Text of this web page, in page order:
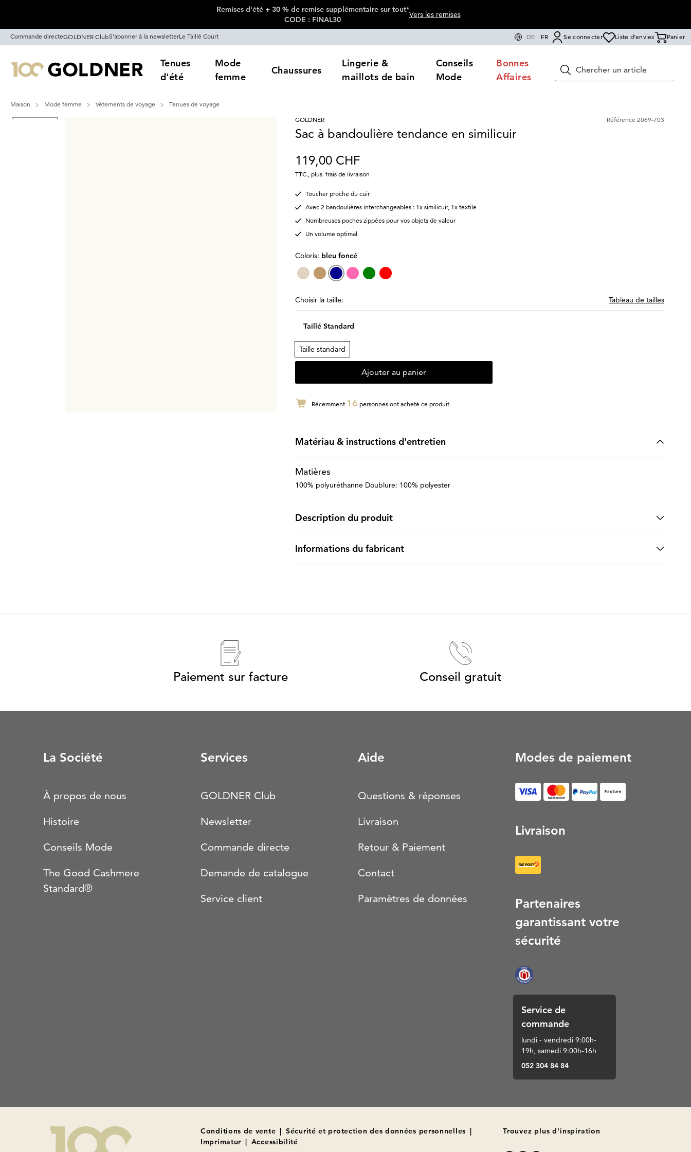
Remises d'été + 30 % de remise supplémentaire sur tout*
CODE : FINAL30
Vers les remises
Commande directeGOLDNER ClubS’abonner à la newsletterLe Taillé Court DE FR Se connecter Liste d'envies Panier
Tenues
d'été
Mode
femme
Chaussures
Lingerie &
maillots de bain
Conseils
Mode
Bonnes
Affaires
Rechercher
Maison Mode femme Vêtements de voyage
Tenues de voyage
GOLDNER
Référence 2069-703
Sac à bandoulière tendance en similicuir
119,00 CHF
TTC., plus frais de livraison
Toucher proche du cuir
Avec 2 bandoulières interchangeables : 1x similicuir, 1x textile
Nombreuses poches zippées pour vos objets de valeur
Un volume optimal
Coloris: bleu foncé
Choisir la taille: Tableau de tailles
Taillé Standard
Taille standard
Ajouter au panier
Récemment 16 personnes ont acheté ce produit.
Matériau & instructions d'entretien
Matières
100% polyuréthanne Doublure: 100% polyester
Description du produit
Informations du fabricant
Paiement sur facture Conseil gratuit
La Société
À propos de nous
Histoire
Conseils Mode
The Good Cashmere
Standard®
Services
GOLDNER Club
Newsletter
Commande directe
Demande de catalogue
Service client
Aide
Questions & réponses
Livraison
Retour & Paiement
Contact
Paramètres de données
Modes de paiement
Facture (S’ouvre dans
Livraison
Partenaires
garantissant votre
sécurité
Service de
commande
lundi - vendredi 9:00h-
19h, samedi 9:00h-16h
052 304 84 84
Conditions de vente | Sécurité et protection des données personnelles |
Imprimatur | Accessibilité
Trouvez plus d'inspiration